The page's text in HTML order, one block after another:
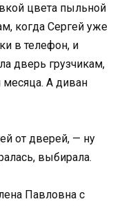
цвета пыльной
когда Сергей уже
в телефон, и
дверь грузчикам,
месяца. А диван
от дверей, — ну
выбирала.
Павловна с